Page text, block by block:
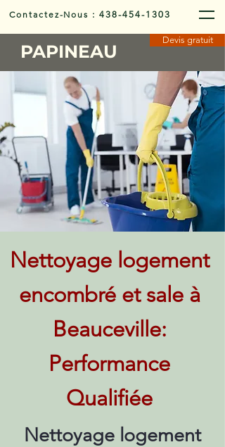
Contactez-Nous :438-454-1303
PAPINEAU
Devis gratuit
Nettoyage logement
encombré et sale à
Beauceville:
Performance
Qualifiée
Nettoyage logement